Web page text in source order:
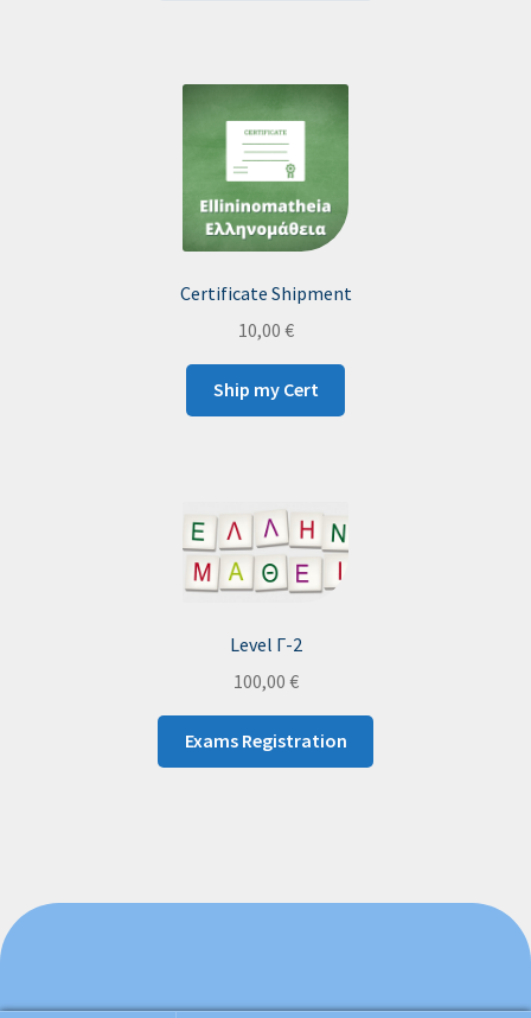
Certificate Shipment
10,00 €
Ship my Cert
Level Γ-2
100,00 €
Exams Registration